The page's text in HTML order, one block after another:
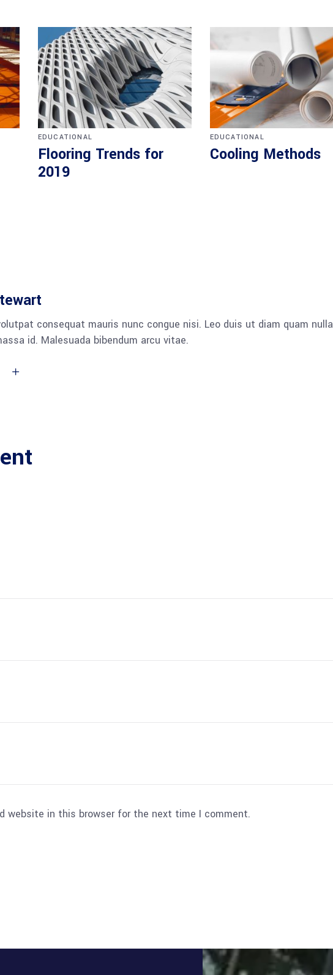
EDUCATIONAL
Flooring Trends for
2019
EDUCATIONAL
Cooling Methods
consequat mauris nunc congue nisi. Leo duis ut diam quam nulla
id. Malesuada bibendum arcu vitae.
website in this browser for the next time I comment.